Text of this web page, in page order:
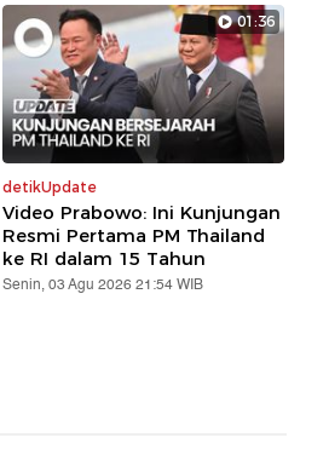
01:36
detikUpdate
Video Prabowo: Ini Kunjungan
Resmi Pertama PM Thailand
ke RI dalam 15 Tahun
Senin, 03 Agu 2026 21:54 WIB